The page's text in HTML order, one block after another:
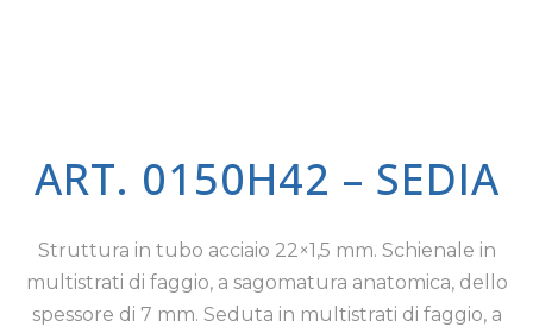
ART. 0150H42 – SEDIA
Struttura in tubo acciaio 22×1,5 mm. Schienale in
multistrati di faggio, a sagomatura anatomica, dello
spessore di 7 mm. Seduta in multistrati di faggio, a